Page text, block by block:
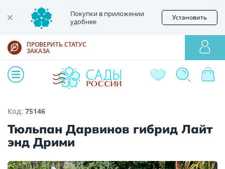
Покупки в приложении
удобнее
Установить
ПРОВЕРИТЬ СТАТУС
ЗАКАЗА
Код: 75146
Тюльпан Дарвинов гибрид Лайт
энд Дрими